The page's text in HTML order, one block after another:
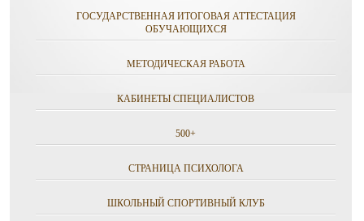
ГОСУДАРСТВЕННАЯ ИТОГОВАЯ АТТЕСТАЦИЯ
ОБУЧАЮЩИХСЯ
МЕТОДИЧЕСКАЯ РАБОТА
КАБИНЕТЫ СПЕЦИАЛИСТОВ
500+
СТРАНИЦА ПСИХОЛОГА
ШКОЛЬНЫЙ СПОРТИВНЫЙ КЛУБ